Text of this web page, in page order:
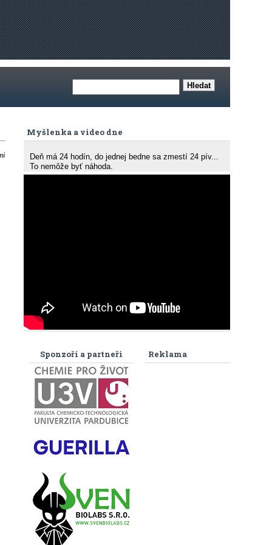
Myšlenka a video dne
Deň má 24 hodín, do jednej bedne sa zmestí 24 pív...
To nemôže byť náhoda.
Reklama
Sponzoři a partneři